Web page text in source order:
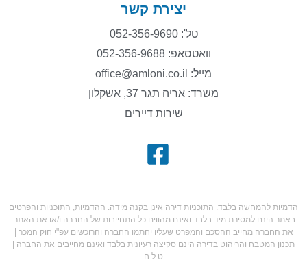
יצירת קשר
טל': 052-356-9690
וואטסאפ: 052-356-9688
מייל: office@amloni.co.il
משרד: אריה תגר 37, אשקלון
שירות דיירים
הדמיות להמחשה בלבד. התוכניות דירה אינן בקנה מידה. ההדמיות, התוכניות והפרטים
באתר הינם למסירת מיד בלבד ואינם מהווים כל התחייבות של החברה ו/או את האתר.
את החברה מחייב ההסכם והמפרט שעליו יחתמו החברה והרוכשים עפ"י חוק המכר |
תכנון המטבח והריהוט בדירה הינם סקיצה רעיונית בלבד ואינם מחייבים את החברה |
ט.ל.ח